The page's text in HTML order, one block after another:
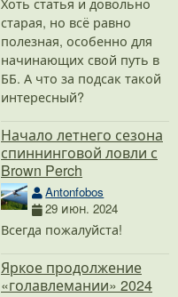
старая, но всё равно
полезная, особенно для
начинающих свой путь в
ББ. А что за подсак такой
интересный?
Начало летнего сезона
спиннинговой ловли с
Brown Perch
Antonfobos
29 июн. 2024
Всегда пожалуйста!
Яркое продолжение
«голавлемании» 2024